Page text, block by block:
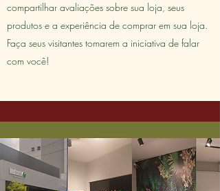
compartilhar avaliações sobre sua loja, seus
produtos e a experiência de comprar em sua loja.
Faça seus visitantes tomarem a iniciativa de falar
com você!